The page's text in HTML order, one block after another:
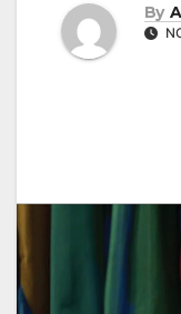
By